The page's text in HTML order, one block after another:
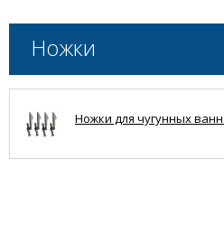
Ножки
Ножки для чугунных ванн